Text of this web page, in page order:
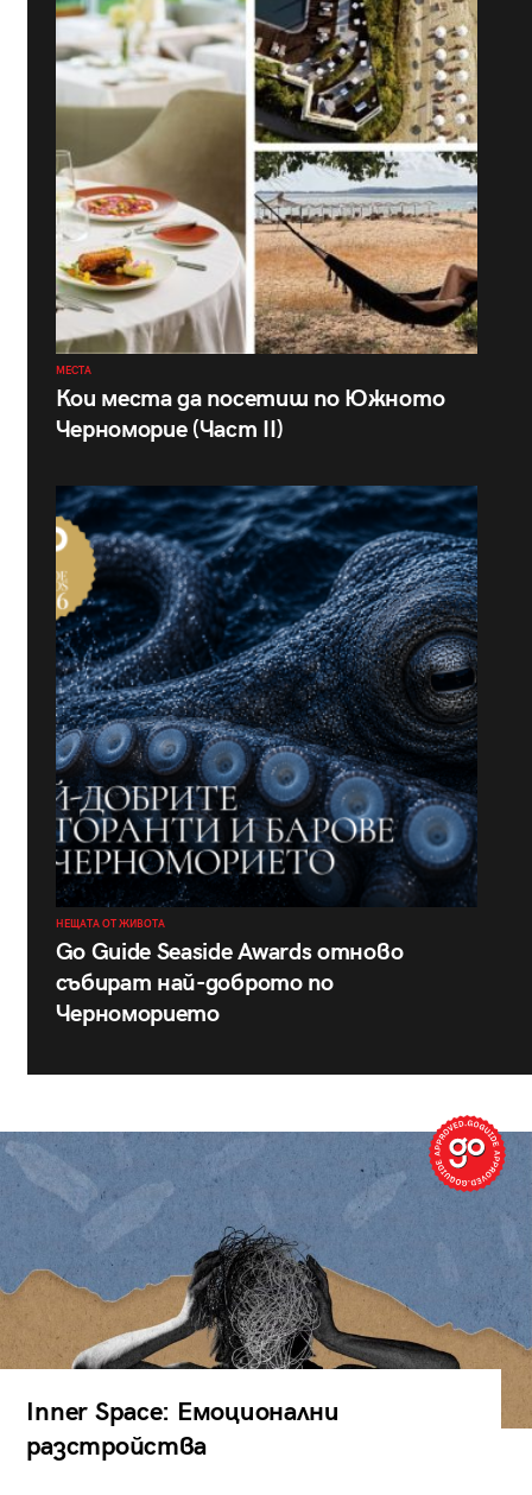
МЕСТА
Кои места да посетиш по Южното
Черноморие (Част II)
НЕЩАТА ОТ ЖИВОТА
Go Guide Seaside Awards отново
събират най-доброто по
Черноморието
Inner Space: Емоционални
разстройства